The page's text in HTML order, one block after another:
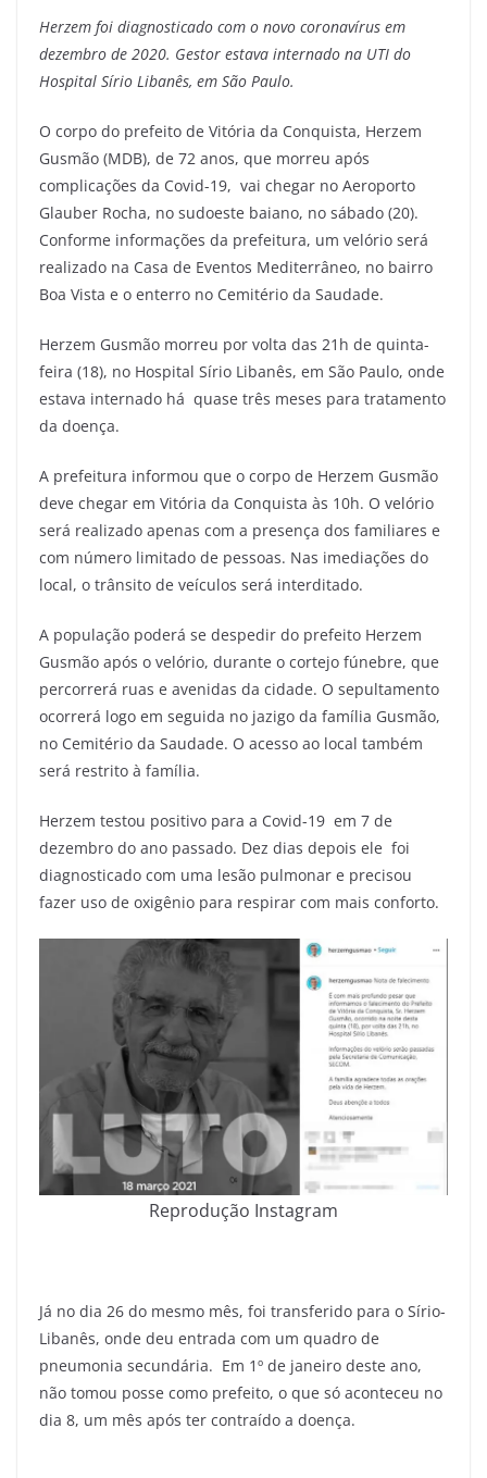
Herzem foi diagnosticado com o novo coronavírus em
dezembro de 2020. Gestor estava internado na UTI do
Hospital Sírio Libanês, em São Paulo.
O corpo do prefeito de Vitória da Conquista, Herzem
Gusmão (MDB), de 72 anos, que morreu após
complicações da Covid-19, vai chegar no Aeroporto
Glauber Rocha, no sudoeste baiano, no sábado (20).
Conforme informações da prefeitura, um velório será
realizado na Casa de Eventos Mediterrâneo, no bairro
Boa Vista e o enterro no Cemitério da Saudade.
Herzem Gusmão morreu por volta das 21h de quinta-
feira (18), no Hospital Sírio Libanês, em São Paulo, onde
estava internado há quase três meses para tratamento
da doença.
A prefeitura informou que o corpo de Herzem Gusmão
deve chegar em Vitória da Conquista às 10h. O velório
será realizado apenas com a presença dos familiares e
com número limitado de pessoas. Nas imediações do
local, o trânsito de veículos será interditado.
A população poderá se despedir do prefeito Herzem
Gusmão após o velório, durante o cortejo fúnebre, que
percorrerá ruas e avenidas da cidade. O sepultamento
ocorrerá logo em seguida no jazigo da família Gusmão,
no Cemitério da Saudade. O acesso ao local também
será restrito à família.
Herzem testou positivo para a Covid-19 em 7 de
dezembro do ano passado. Dez dias depois ele foi
diagnosticado com uma lesão pulmonar e precisou
fazer uso de oxigênio para respirar com mais conforto.
Reprodução Instagram
Já no dia 26 do mesmo mês, foi transferido para o Sírio-
Libanês, onde deu entrada com um quadro de
pneumonia secundária. Em 1º de janeiro deste ano,
não tomou posse como prefeito, o que só aconteceu no
dia 8, um mês após ter contraído a doença.